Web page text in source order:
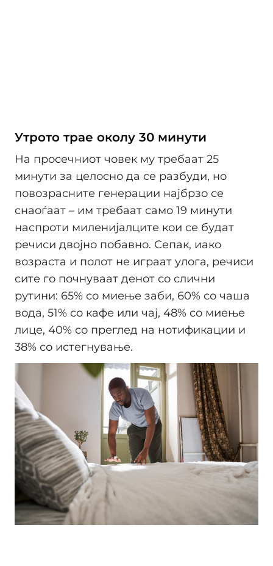
Утрото трае околу 30 минути
На просечниот човек му требаат 25
минути за целосно да се разбуди, но
повозрасните генерации најбрзо се
снаоѓаат – им требаат само 19 минути
наспроти миленијалците кои се будат
речиси двојно побавно. Сепак, иако
возраста и полот не играат улога, речиси
сите го почнуваат денот со слични
рутини: 65% со миење заби, 60% со чаша
вода, 51% со кафе или чај, 48% со миење
лице, 40% со преглед на нотификации и
38% со истегнување.